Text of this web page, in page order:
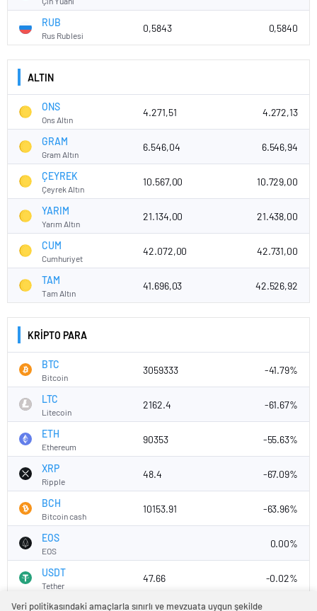
RUB
Rus Rublesi
0,5843 0,5840
ALTIN
ONS
Ons Altın
4.271,51 4.272,13
GRAM
Gram Altın
6.546,04 6.546,94
ÇEYREK
Çeyrek Altın
10.567,00 10.729,00
YARIM
Yarım Altın
21.134,00 21.438,00
CUM
Cumhuriyet
42.072,00 42.731,00
TAM
Tam Altın
41.696,03 42.526,92
KRİPTO PARA
BTC
Bitcoin
3059333 -41.79%
LTC
Litecoin
2162.4 -61.67%
ETH
Ethereum
90353 -55.63%
XRP
Ripple
48.4 -67.09%
BCH
Bitcoin cash
10153.91 -63.96%
EOS
EOS
0.00%
USDT
Tether
47.66 -0.02%
Veri politikasındaki amaçlarla sınırlı ve mevzuata uygun şekilde